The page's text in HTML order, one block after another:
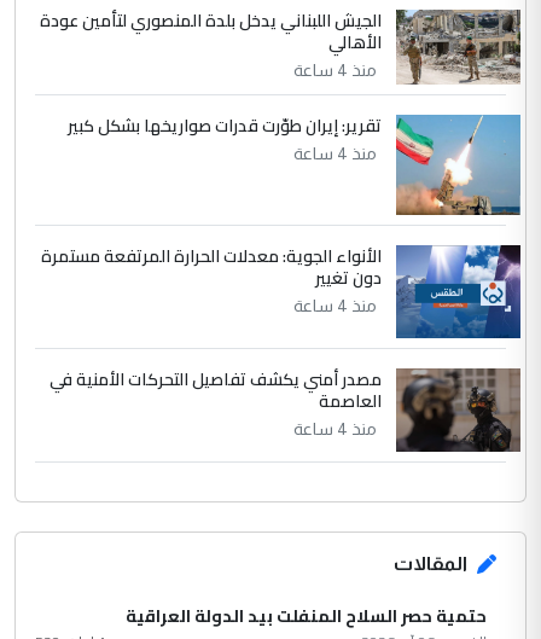
الموضوع :
بين الإهمال واغتصاب الأرض.. بلاد
الرافدين تعاني الجفاف والتصحر!!
الجيش اللبناني يدخل بلدة المنصوري لتأمين عودة
الأهالي
منذ 4 ساعة
تقرير: إيران طوّرت قدرات صواريخها بشكل كبير
منذ 4 ساعة
الأنواء الجوية: معدلات الحرارة المرتفعة مستمرة
دون تغيير
منذ 4 ساعة
مصدر أمني يكشف تفاصيل التحركات الأمنية في
العاصمة
منذ 4 ساعة
المقالات
حتمية حصر السلاح المنفلت بيد الدولة العراقية